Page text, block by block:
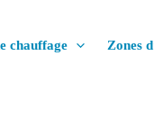
chauffage Zones